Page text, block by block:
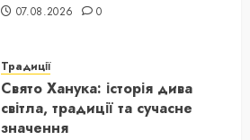
07.08.2026 0
Традиції
Свято Ханука: історія дива
світла, традиції та сучасне
значення